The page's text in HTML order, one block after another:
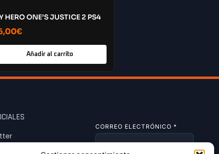
HERO ONE’S JUSTICE 2 PS4
€
Añadir al carrito
CORREO ELECTRÓNICO*